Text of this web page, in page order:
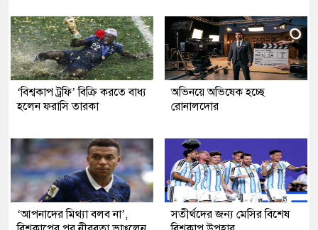
‘বিশ্বকাপ ট্রফি’ বিক্রি করতে বাধ্য
হলেন ফরাসি তারকা
অভিনয়ে অভিষেক হচ্ছে
রোনালদোর
‘আপনাদের মিথ্যা বলব না’,
সতীর্থদের জন্য মেসির বিশেষ